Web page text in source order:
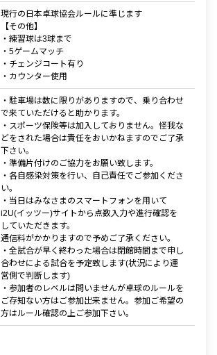
現行の日本卓球協会ルールに準じます
【その他】
・練習球は3球まで
・5ゲームマッチ
・チェンジコート有り
・カウンター使用
・駐車場は数に限りがありますので、乗り合わせ
で来ていただけると助かります。
・スポーツ保険等は加入しておりません。怪我な
どをされた場合は責任をおいかねますのでご了承
下さい。
・準備片付けのご協力をお願い致します。
・各自感染対策を行い、自己責任でご参加くださ
い。
・当日はみなさまのスマートフォンを用いて
i2U(イッツー)サイトから点数入力や進行確認を
していただきます。
通信料がかかりますので予めご了承ください。
・全試合が早く終わった場合は閉館時間まで申し
合わせによる試合を予定致します(状況により運
営側で判断します)
・参加者のレベルは問いませんが卓球のルールを
ご存知ない方はご参加出来ません。参加ご希望の
方はルール確認の上ご参加下さい。